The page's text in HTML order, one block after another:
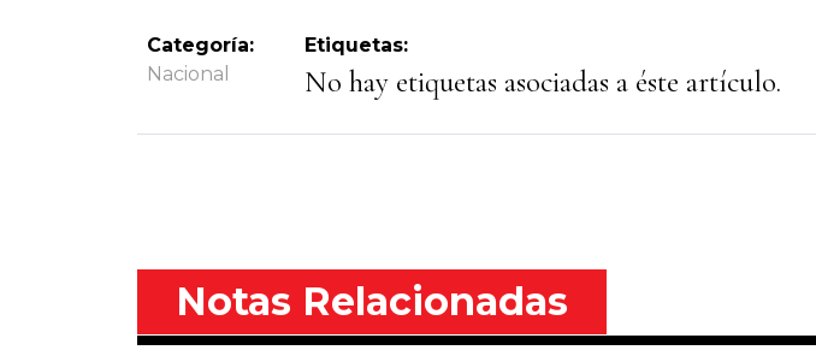
Categoría:
Nacional
Etiquetas:
No hay etiquetas asociadas a éste artículo.
Notas Relacionadas